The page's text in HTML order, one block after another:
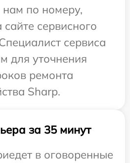
нам по номеру,
сервисного
сервиса
для уточнения
ремонта
Sharp.
за 35 минут
в оговоренные